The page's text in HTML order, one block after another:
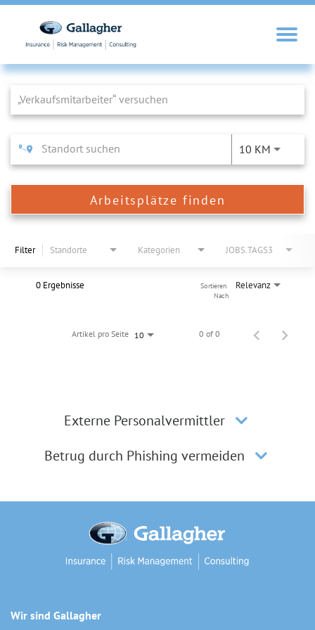
Job Search Page
10 KM
Arbeitsplätze finden
Filter Standorte Kategorien JOBS.TAGS3
0 Ergebnisse Relevanz
Sortieren
Nach
Artikel pro Seite 10 0 of 0
Externe Personalvermittler
Betrug durch Phishing vermeiden
Wir sind Gallagher